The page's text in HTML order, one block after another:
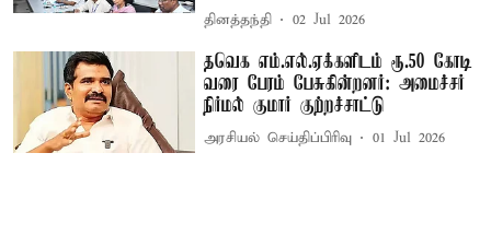
தினத்தந்தி 02 Jul 2026
தவெக எம்.எல்.ஏக்களிடம் ரூ.50 கோடி
வரை பேரம் பேசுகின்றனர்: அமைச்சர்
நிர்மல் குமார் குற்றச்சாட்டு
அரசியல் செய்திப்பிரிவு 01 Jul 2026